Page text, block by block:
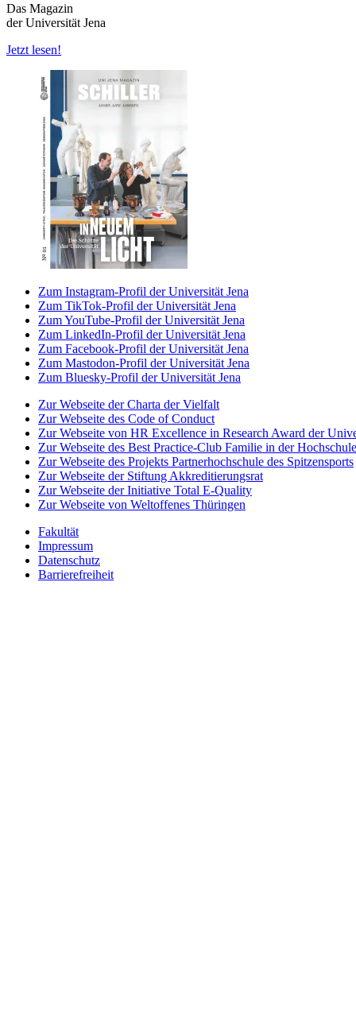
Das Magazin
der Universität Jena
Jetzt lesen!
Zum Instagram-Profil der Universität Jena
Zum TikTok-Profil der Universität Jena
Zum YouTube-Profil der Universität Jena
Zum LinkedIn-Profil der Universität Jena
Zum Facebook-Profil der Universität Jena
Zum Mastodon-Profil der Universität Jena
Zum Bluesky-Profil der Universität Jena
Zur Webseite der Charta der Vielfalt
Zur Webseite des Code of Conduct
Zur Webseite von HR Excellence in Research Award der
Zur Webseite des Best Practice-Club Familie in der Hochschule
Zur Webseite des Projekts Partnerhochschule des Spitzensports
Zur Webseite der Stiftung Akkreditierungsrat
Zur Webseite der Initiative Total E-Quality
Zur Webseite von Weltoffenes Thüringen
Fakultät
Impressum
Datenschutz
Barrierefreiheit